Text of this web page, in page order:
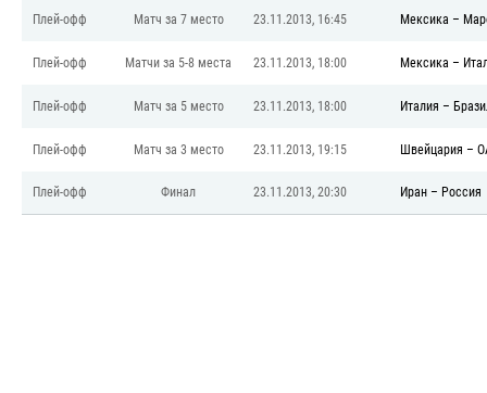
Плей-офф Матч за 7 место 23.11.2013, 16:45 Мексика –
Плей-офф Матчи за 5-8 места 23.11.2013, 18:00 Мексика –
Плей-офф Матч за 5 место 23.11.2013, 18:00 Италия –
Плей-офф Матч за 3 место 23.11.2013, 19:15 Швейцария –
Плей-офф Финал 23.11.2013, 20:30 Иран – Россия